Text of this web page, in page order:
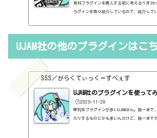
有料プラグインを購入する前に考えるべき3
ラグインを色々紹介しているので、紹介して
ンの中には、なぜ、これが無料なんだろう？
もの...
UJAM社の他のプラグインはこ
SSS／がらくてぃっく＝すぺぇす
UJAM社のプラグインを使って
🕒️2025-11-29
便利系プラグインが多いUJAMさん。指一本で
たりするものとかも多いんだけど、指一本で